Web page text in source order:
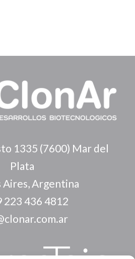
1335 (7600) Mar del
Plata
Aires, Argentina
223 436 4812